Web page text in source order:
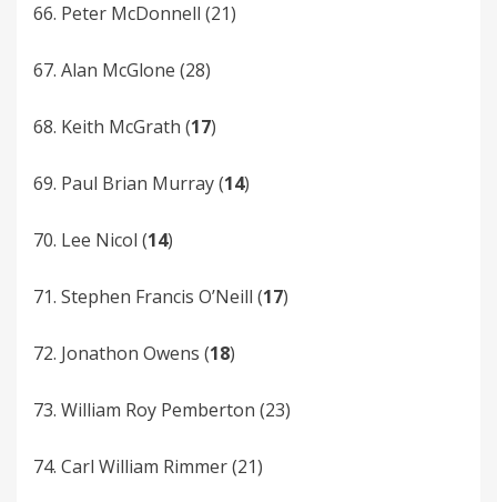
66. Peter McDonnell (21)
67. Alan McGlone (28)
68. Keith McGrath (17)
69. Paul­ Brian­ Murray (14)
70. Lee­ Nicol (14)
71. Stephen Francis­ O’Neill­ (17)
72. Jonathon­ Owens (18)
73. William Roy­ Pemberton (23)
74. Carl­ William Rimmer­­ (21)